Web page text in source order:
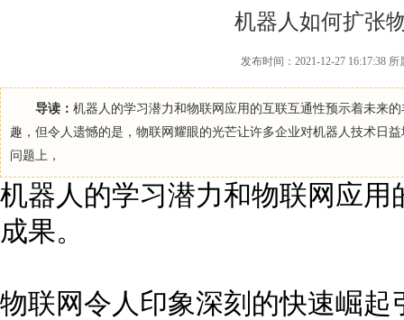
机器人如何扩张
发布时间：2021-12-27 16:17:38
导读： 机器人的学习潜力和物联网应用的互联互通性预示着未来
趣，但令人遗憾的是，物联网耀眼的光芒让许多企业对机器人技术日
问题上，
机器人的学习潜力和物联网应
成果。
物联网令人印象深刻的快速崛